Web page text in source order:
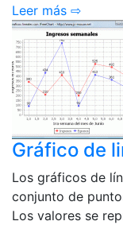
Leer más ⇨
Gráfico de
Los gráficos de
conjunto de
Los valores se